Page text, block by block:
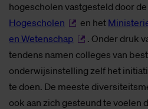
hogescholen vastgesteld door de
Hogescholen
en het
en Wetenschap
. Onder druk
tendens namen colleges van
onderwijsinstelling zelf het
te doen. De meeste
ook aan zich gesteund te voelen